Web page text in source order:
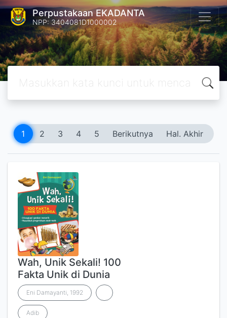
Perpustakaan EKADANTA
NPP: 3404081D1000002
1 2 3 4 5 Berikutnya Hal. Akhir
Wah, Unik Sekali! 100
Fakta Unik di Dunia
Eni Damayanti, 1992
Adib